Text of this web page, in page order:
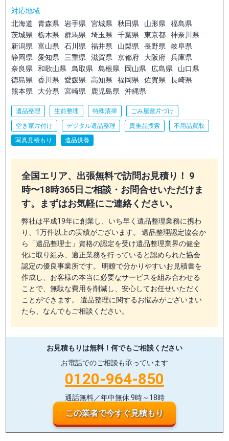
対応地域
北海道
青森県 岩手県 宮城県 秋田県 山形県
福島県
茨城県
栃木県 群馬県 埼玉県 千葉県 東京都
神奈川県
新潟県
富山県 石川県 福井県 山梨県 長野県
岐阜県
静岡県
愛知県 三重県 滋賀県 京都府 大阪府
兵庫県
奈良県
和歌山県 鳥取県 島根県 岡山県 広島県
山口県
徳島県
香川県 愛媛県 高知県 福岡県 佐賀県
長崎県
熊本県
大分県 宮崎県 鹿児島県 沖縄県
遺品整理 生前整理 特殊清掃 ごみ屋敷片づけ
空き家片付け デジタル遺品整理 貴重品捜索
不用品買取
写真見積もり
遺品供養
全国エリア、出張無料で訪問お見積り！ 9
時〜18時365日ご相談・お問合せいただけま
す。まずはお気軽にご連絡ください。
弊社は平成19年に創業し、いち早く遺品整理業務に携わ
り、1万件以上の実績がございます。 遺品整理認定協会か
ら「遺品整理士」資格の認定を受け遺品整理業界の健全
化に取り組み、適正業務を行っていると認められた協会
認定の優良事業所です。 明瞭で分かりやすいお見積書を
作成し、お客様の本当に必要なサービスを組み合わせる
ことで、無駄な費用を削減し、安心してお任せいただく
ことができます。 遺品整理に関するお悩みがございまい
たら、なんでもご相談ください。
お見積もりは無料！ 何でもご相談ください
お電話でのご相談も承っています
0120-964-850
通話無料／年中無休 9時～18時
この業者で今すぐ見積もり